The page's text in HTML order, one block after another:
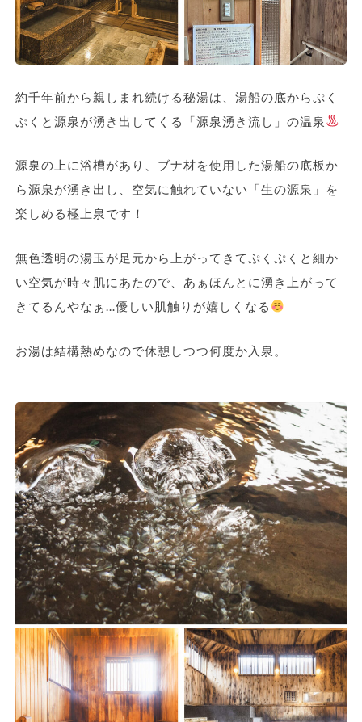
約千年前から親しまれ続ける秘湯は、湯船の底からぷく
ぷくと源泉が湧き出してくる「源泉湧き流し」の温泉
源泉の上に浴槽があり、ブナ材を使用した湯船の底板か
ら源泉が湧き出し、空気に触れていない「生の源泉」を
楽しめる極上泉です！
無色透明の湯玉が足元から上がってきてぷくぷくと細か
い空気が時々肌にあたので、あぁほんとに湧き上がって
きてるんやなぁ…優しい肌触りが嬉しくなる
お湯は結構熱めなので休憩しつつ何度か入泉。